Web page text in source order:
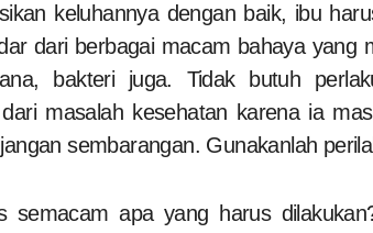
keluhannya dengan baik, ibu
dari berbagai macam bahaya yang
bakteri juga. Tidak butuh
masalah kesehatan karena ia
sembarangan. Gunakanlah
semacam apa yang harus